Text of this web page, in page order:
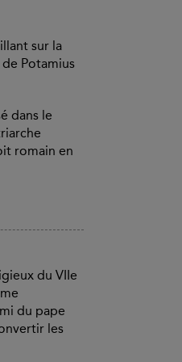
sur la
Potamius
dans le
romain en
du VIIe
du pape
les